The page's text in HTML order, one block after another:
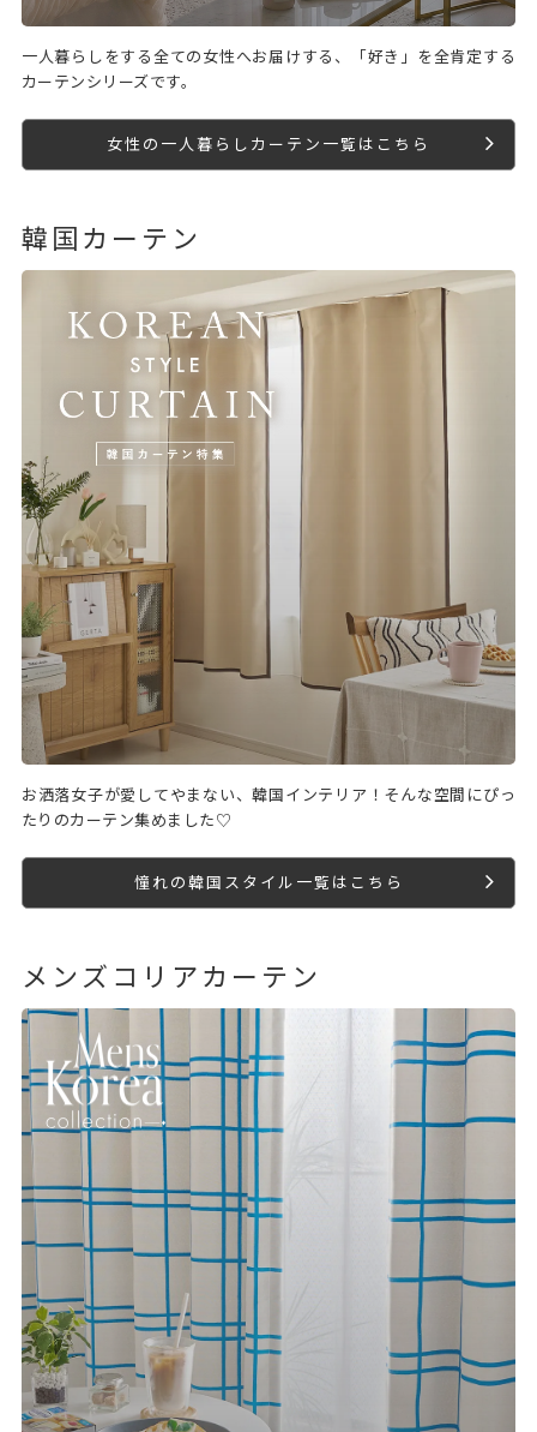
一人暮らしをする全ての女性へお届けする、「好き」を全肯定する
カーテンシリーズです。
女性の一人暮らしカーテン一覧はこちら
韓国カーテン
お洒落女子が愛してやまない、韓国インテリア！そんな空間にぴっ
たりのカーテン集めました♡
憧れの韓国スタイル一覧はこちら
メンズコリアカーテン